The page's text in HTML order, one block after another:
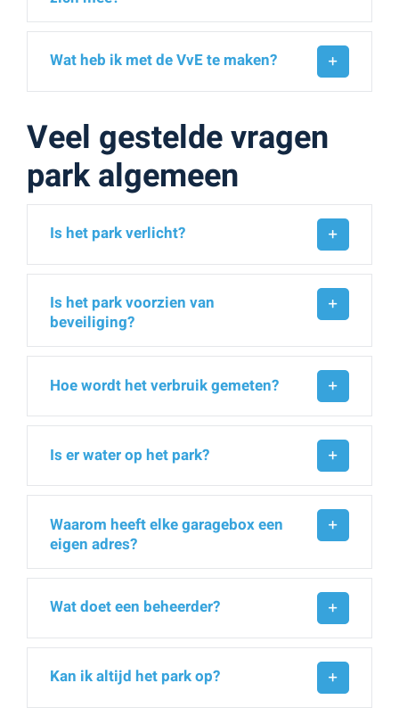
Wat heb ik met de VvE te maken?
Veel gestelde vragen
park algemeen
Is het park verlicht?
Is het park voorzien van
beveiliging?
Hoe wordt het verbruik gemeten?
Is er water op het park?
Waarom heeft elke garagebox een
eigen adres?
Wat doet een beheerder?
Kan ik altijd het park op?